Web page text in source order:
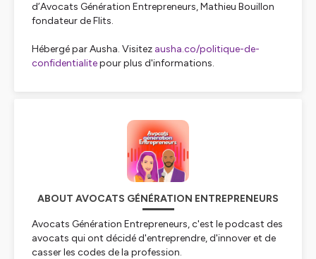
d’Avocats Génération Entrepreneurs, Mathieu Bouillon
fondateur de Flits.
Hébergé par Ausha. Visitez ausha.co/politique-de-
confidentialitepour plus d'informations.
ABOUT AVOCATS GÉNÉRATION ENTREPRENEURS
Avocats Génération Entrepreneurs, c'est le podcast des
avocats qui ont décidé d'entreprendre, d'innover et de
casser les codes de la profession.